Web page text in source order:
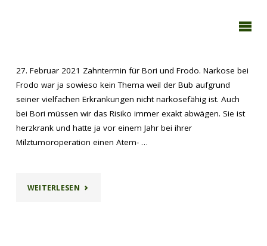
27. Februar 2021 Zahntermin für Bori und Frodo. Narkose bei
Frodo war ja sowieso kein Thema weil der Bub aufgrund
seiner vielfachen Erkrankungen nicht narkosefähig ist. Auch
bei Bori müssen wir das Risiko immer exakt abwägen. Sie ist
herzkrank und hatte ja vor einem Jahr bei ihrer
Milztumoroperation einen Atem- …
WEITERLESEN "FEBRUAR